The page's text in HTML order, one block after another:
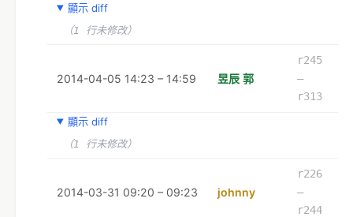
顯示 diff
（1 行未修改）
2014-04-05 14:23 – 14:59 昱辰 郭
r245
–
r313
顯示 diff
（1 行未修改）
2014-03-31 09:20 – 09:23 johnny
r226
–
r244